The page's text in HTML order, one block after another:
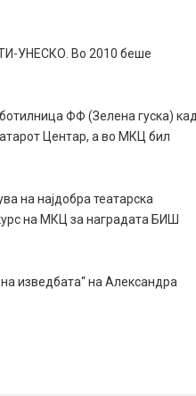
УНЕСКО. Во 2010 беше
ФФ (Зелена гуска)
Центар, а во МКЦ бил
на најдобра театарска
на МКЦ за наградата БИШ
изведбата“ на Александра